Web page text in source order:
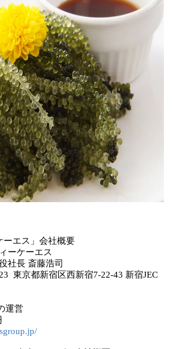
ーエス」会社概要
ーケーエス
社長 斎藤浩司
東京都新宿区西新宿7-22-43 新宿JEC
運営
円